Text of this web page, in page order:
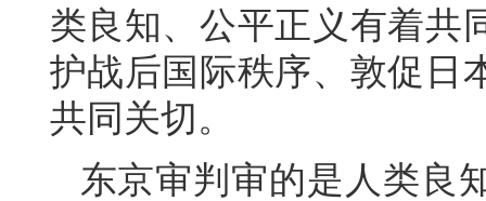
类良知、公平正义有着共
护战后国际秩序、敦促日
共同关切。
东京审判审的是人类良